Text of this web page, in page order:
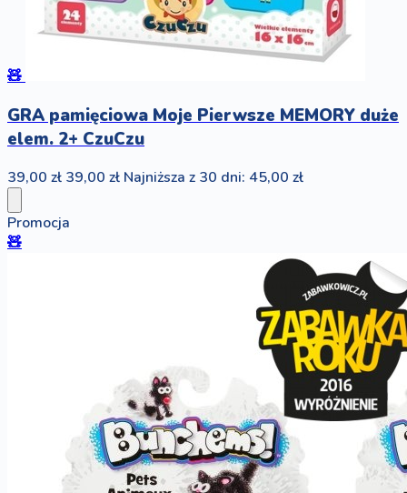
🧸
GRA pamięciowa Moje Pierwsze MEMORY duże
elem. 2+ CzuCzu
39,00 zł 39,00 zł Najniższa z 30 dni: 45,00 zł
Promocja
🧸